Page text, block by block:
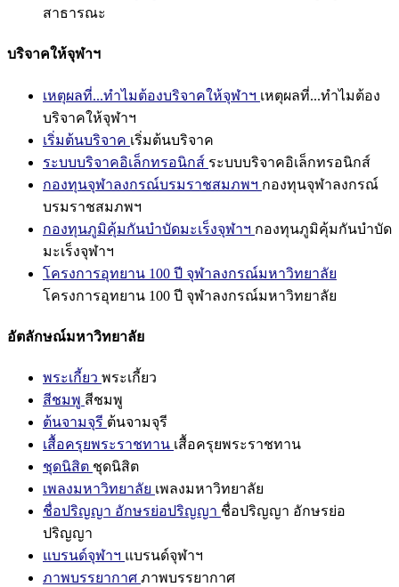
สาธารณะ
บริจาคให้จุฬาฯ
เหตุผลที่...ทำไมต้องบริจาคให้จุฬาฯ เหตุผลที่...ทำไมต้อง
บริจาคให้จุฬาฯ
เริ่มต้นบริจาค เริ่มต้นบริจาค
ระบบบริจาคอิเล็กทรอนิกส์ ระบบบริจาคอิเล็กทรอนิกส์
กองทุนจุฬาลงกรณ์บรมราชสมภพฯ กองทุนจุฬาลงกรณ์
บรมราชสมภพฯ
กองทุนภูมิคุ้มกันบำบัดมะเร็งจุฬาฯ กองทุนภูมิคุ้มกันบำบัด
มะเร็งจุฬาฯ
โครงการอุทยาน 100 ปี จุฬาลงกรณ์มหาวิทยาลัย
โครงการอุทยาน 100 ปี จุฬาลงกรณ์มหาวิทยาลัย
อัตลักษณ์มหาวิทยาลัย
พระเกี้ยว พระเกี้ยว
สีชมพู สีชมพู
ต้นจามจุรี ต้นจามจุรี
เสื้อครุยพระราชทาน เสื้อครุยพระราชทาน
ชุดนิสิต ชุดนิสิต
เพลงมหาวิทยาลัย เพลงมหาวิทยาลัย
ชื่อปริญญา อักษรย่อปริญญา ชื่อปริญญา อักษรย่อ
ปริญญา
แบรนด์จุฬาฯ แบรนด์จุฬาฯ
ภาพบรรยากาศ ภาพบรรยากาศ